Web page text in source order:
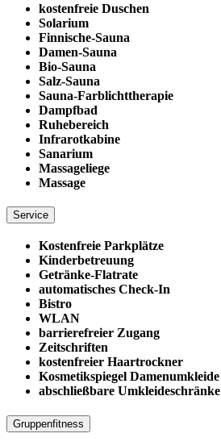
kostenfreie Duschen
Solarium
Finnische-Sauna
Damen-Sauna
Bio-Sauna
Salz-Sauna
Sauna-Farblichttherapie
Dampfbad
Ruhebereich
Infrarotkabine
Sanarium
Massageliege
Massage
Service
Kostenfreie Parkplätze
Kinderbetreuung
Getränke-Flatrate
automatisches Check-In
Bistro
WLAN
barrierefreier Zugang
Zeitschriften
kostenfreier Haartrockner
Kosmetikspiegel Damenumkleide
abschließbare Umkleideschränke
Gruppenfitness